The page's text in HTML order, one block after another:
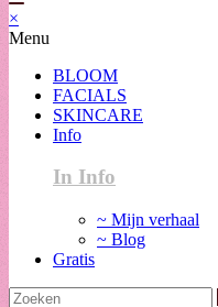
×
Menu
BLOOM
FACIALS
SKINCARE
Info
In Info
~ Mijn verhaal
~ Blog
Gratis